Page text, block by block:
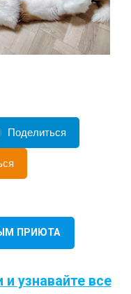
Поделиться
ПРИЮТА
узнавайте все